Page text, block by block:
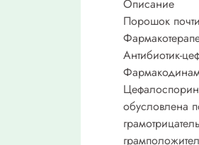
Описание
Порошок
Антибиотик-
обусловлена